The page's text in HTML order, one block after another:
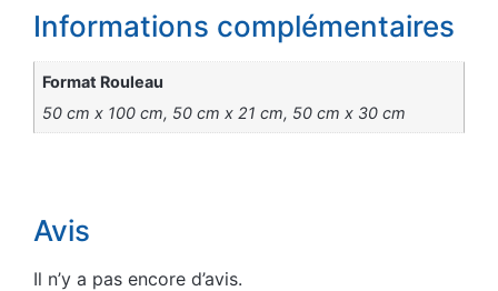
Informations complémentaires
Format Rouleau
50 cm x 100 cm, 50 cm x 21 cm, 50 cm x 30 cm
Avis
Il n’y a pas encore d’avis.